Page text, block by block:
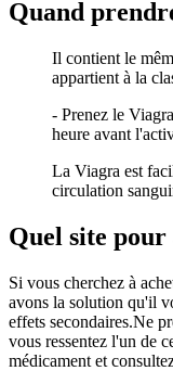
Quand
Il contient le
appartient à la
- Prenez le
heure avant
La Viagra est
circulation
Quel site
Si vous cherchez à
avons la solution qu'il
effets secondaires.Ne
vous ressentez l'un de
médicament et